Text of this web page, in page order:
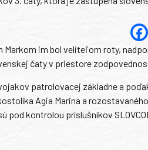
im bol veliteľom roty,
čaty v priestore
patrolovacej základne a
Agia Marina a
pod kontrolou príslušníkov